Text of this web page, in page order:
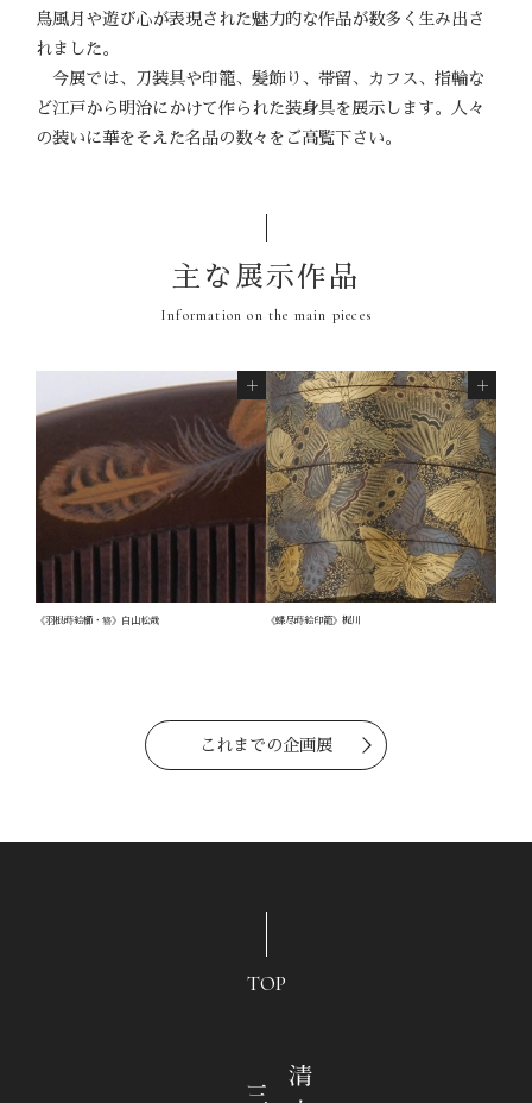
鳥風月や遊び心が表現された魅力的な作品が数多く生み出さ
れました。
今展では、刀装具や印籠、髪飾り、帯留、カフス、指輪な
ど江戸から明治にかけて作られた装身具を展示します。人々
の装いに華をそえた名品の数々をご高覧下さい。
主な展示作品
Information on the main pieces
《羽根蒔絵櫛・簪》白山松哉 《蝶尽蒔絵印籠》梶川
これまでの企画展
TOP